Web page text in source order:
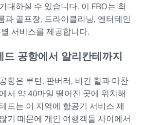
대하실 수 있습니다. 이 FBO는 최
과 골프장, 드라이클리닝, 엔터테인
서비스를 제공합니다.
드 공항에서 알리칸테까지
항은 루턴, 판버러, 비긴 힐과 마찬
서 약 40마일 떨어진 곳에 위치해
드는 이 지역에 항공기 서비스 제
기 때문에 개인 여행객들 사이에서